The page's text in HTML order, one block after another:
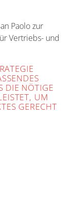
Paolo zur
Vertriebs- und
DIE NÖTIGE
UM
GERECHT